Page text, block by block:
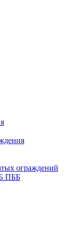
ограждений
ПББ